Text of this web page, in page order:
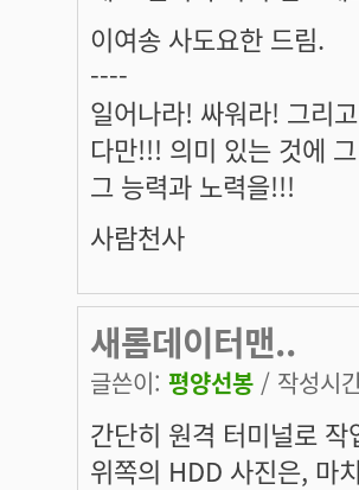
이여송 사도요한 드림.
----
일어나라! 싸워라! 그리
다만!!! 의미 있는 것에
그 능력과 노력을!!!
사람천사
새롬데이터맨..
글쓴이: 평양선봉 / 작성시
간단히 원격 터미널로
위쪽의 HDD 사진은, 마